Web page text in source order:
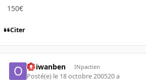
150€
Citer
obiwanben INpactien
Posté(e) le 18 octobre 200520 a